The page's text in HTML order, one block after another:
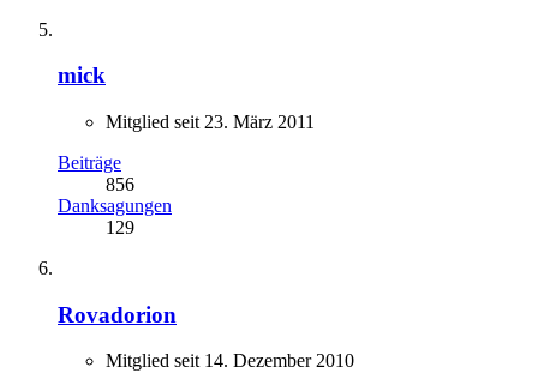
mick
Mitglied seit 23. März 2011
Beiträge
856
Danksagungen
129
Rovadorion
Mitglied seit 14. Dezember 2010